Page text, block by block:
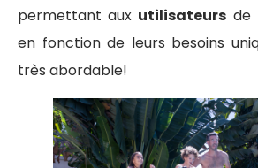
permettant aux utilisateurs de
en fonction de leurs besoins
très abordable!